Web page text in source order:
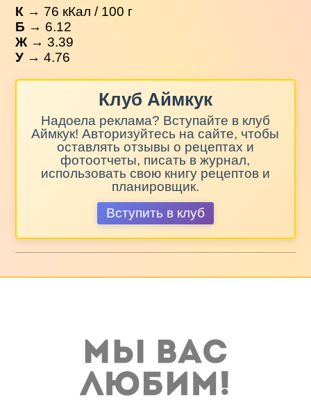
К → 76 кКал / 100 г
Б → 6.12
Ж → 3.39
У → 4.76
Клуб Аймкук
Надоела реклама? Вступайте в клуб
Аймкук! Авторизуйтесь на сайте, чтобы
оставлять отзывы о рецептах и
фотоотчеты, писать в журнал,
использовать свою книгу рецептов и
планировщик.
Вступить в клуб